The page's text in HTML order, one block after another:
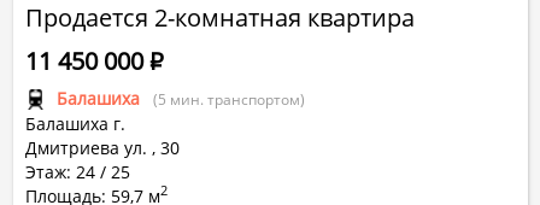
Продается 2-комнатная квартира
Балашиха (5 мин. транспортом)
Балашиха г.
Дмитриева ул. , 30
Этаж: 24 / 25
Площадь: 59,7 м2
11 450 000Р